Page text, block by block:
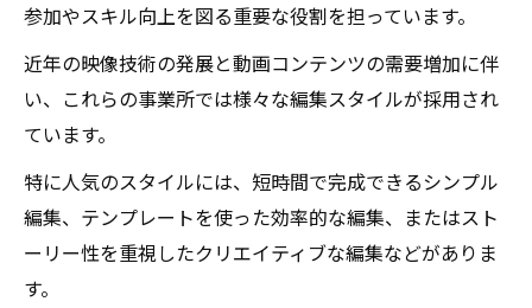
参加やスキル向上を図る重要な役割を担っています。
近年の映像技術の発展と動画コンテンツの需要増加に伴
い、これらの事業所では様々な編集スタイルが採用され
ています。
特に人気のスタイルには、短時間で完成できるシンプル
編集、テンプレートを使った効率的な編集、またはスト
ーリー性を重視したクリエイティブな編集などがありま
す。